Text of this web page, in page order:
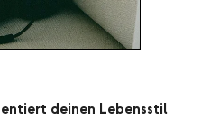
deinen Lebensstil